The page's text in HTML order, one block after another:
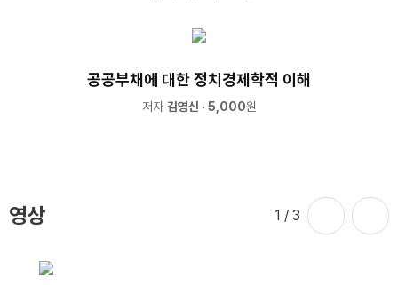
공공부채에 대한 정치경제학적 이해
저자 김영신 · 5,000원
영상 1 / 3